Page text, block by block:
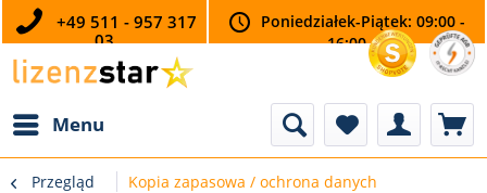
+49 511 - 957 317
03
Poniedziałek-Piątek: 09:00 -
16:00
Menu
Przegląd Kopia zapasowa / ochrona danych